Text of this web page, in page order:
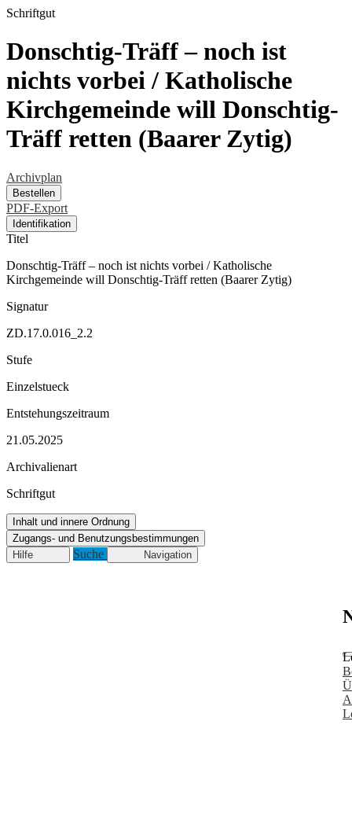
Schriftgut
Donschtig-Träff – noch ist
nichts vorbei / Katholische
Kirchgemeinde will Donschtig-
Träff retten (Baarer Zytig)
Archivplan
Bestellen
PDF-Export
Identifikation
Titel
Donschtig-Träff – noch ist nichts vorbei / Katholische
Kirchgemeinde will Donschtig-Träff retten (Baarer Zytig)
Signatur
ZD.17.0.016_2.2
Stufe
Einzelstueck
Entstehungszeitraum
21.05.2025
Archivalienart
Schriftgut
Inhalt und innere Ordnung
Zugangs- und Benutzungsbestimmungen
Hilfe
Suche Navigation